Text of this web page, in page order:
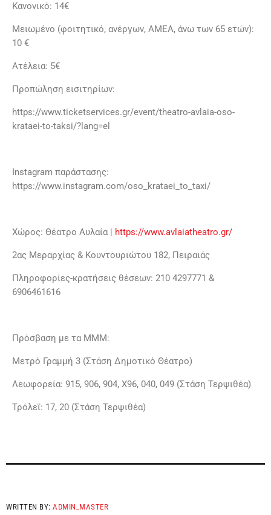
Κανονικό: 14€
Μειωμένο (φοιτητικό, ανέργων, ΑΜΕΑ, άνω των 65 ετών):
10 €
Ατέλεια: 5€
Προπώληση εισιτηρίων:
https://www.ticketservices.gr/event/theatro-avlaia-oso-
krataei-to-taksi/?lang=el
Instagram παράστασης:
https://www.instagram.com/oso_krataei_to_taxi/
Χώρος: Θέατρο Αυλαία | https://www.avlaiatheatro.gr/
2ας Μεραρχίας & Κουντουριώτου 182, Πειραιάς
Πληροφορίες-κρατήσεις θέσεων: 210 4297771 &
6906461616
Πρόσβαση με τα ΜΜΜ:
Μετρό Γραμμή 3 (Στάση Δημοτικό Θέατρο)
Λεωφορεία: 915, 906, 904, Χ96, 040, 049 (Στάση Τερψιθέα)
Τρόλεϊ: 17, 20 (Στάση Τερψιθέα)
WRITTEN BY:ADMIN_MASTER